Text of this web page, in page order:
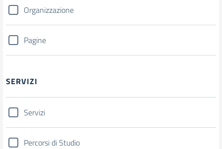
Organizzazione
Pagine
SERVIZI
Servizi
Percorsi di Studio